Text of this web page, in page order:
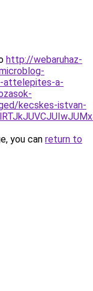
http://webaruhaz-
attelepites-a-
kecskes-istvan-
you can return to